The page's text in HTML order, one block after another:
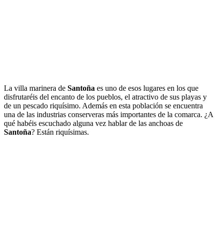
La villa marinera de Santoña es uno de esos lugares en los que
disfrutaréis del encanto de los pueblos, el atractivo de sus playas y
de un pescado riquísimo. Además en esta población se encuentra
una de las industrias conserveras más importantes de la comarca. ¿A
qué habéis escuchado alguna vez hablar de las anchoas de
Santoña? Están riquísimas.